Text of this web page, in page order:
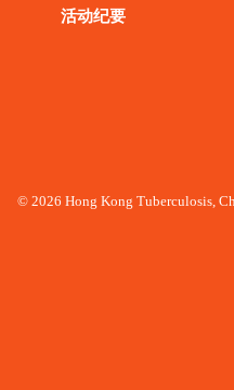
活动纪要
© 2026 Hong Kong Tuberculosis,